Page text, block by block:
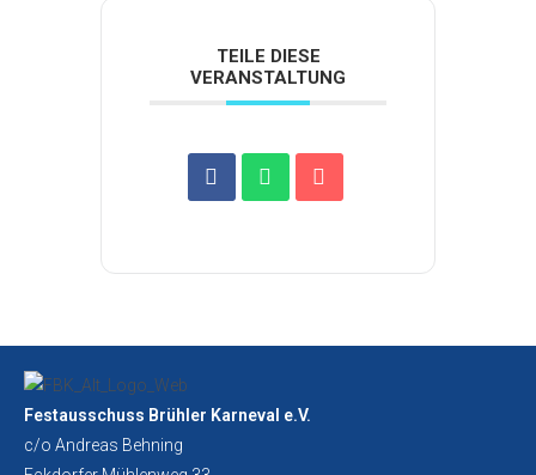
TEILE DIESE
VERANSTALTUNG
Festausschuss Brühler Karneval e.V.
c/o Andreas Behning